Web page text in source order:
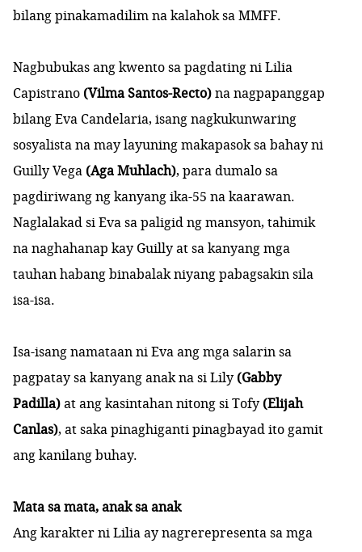
bilang pinakamadilim na kalahok sa MMFF.
Nagbubukas ang kwento sa pagdating ni Lilia
Capistrano (Vilma Santos-Recto)na nagpapanggap
bilang Eva Candelaria, isang nagkukunwaring
sosyalista na may layuning makapasok sa bahay ni
Guilly Vega (Aga Muhlach), para dumalo sa
pagdiriwang ng kanyang ika-55 na kaarawan.
Naglalakad si Eva sa paligid ng mansyon, tahimik
na naghahanap kay Guilly at sa kanyang mga
tauhan habang binabalak niyang pabagsakin sila
isa-isa.
Isa-isang namataan ni Eva ang mga salarin sa
pagpatay sa kanyang anak na si Lily (Gabby
Padilla)at ang kasintahan nitong si Tofy (Elijah
Canlas), at saka pinaghiganti pinagbayad ito gamit
ang kanilang buhay.
Mata sa mata, anak sa anak
Ang karakter ni Lilia ay nagrerepresenta sa mga